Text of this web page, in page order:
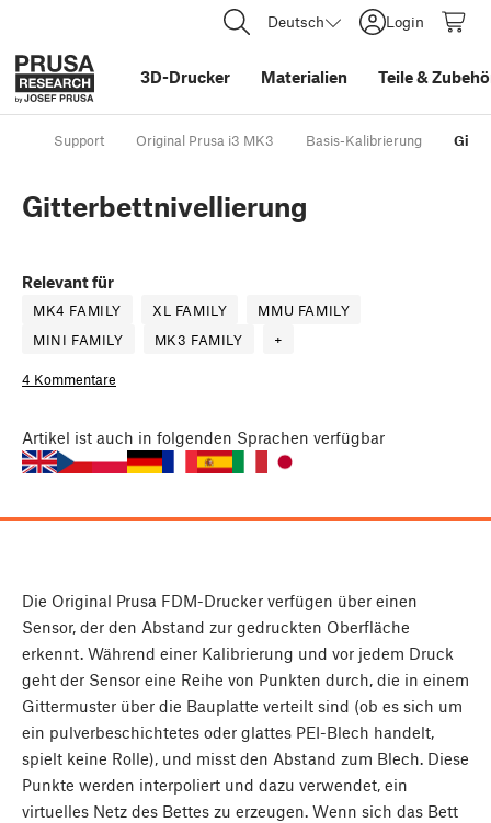
Deutsch Login
3D-Drucker Materialien Teile&
Support Original Prusa i3 MK3 Basis-Kalibrierung
Gitterbettnivellierung
Relevant für
MK4 FAMILY XL FAMILY
MMU FAMILY
MINI FAMILY
MK3 FAMILY +
4 Kommentare
Artikel ist auch in folgenden Sprachen verfügbar
Die Original Prusa FDM-Drucker verfügen über einen
Sensor, der den Abstand zur gedruckten Oberfläche
erkennt. Während einer Kalibrierung und vor jedem Druck
geht der Sensor eine Reihe von Punkten durch, die in einem
Gittermuster über die Bauplatte verteilt sind (ob es sich um
ein pulverbeschichtetes oder glattes PEI-Blech handelt,
spielt keine Rolle), und misst den Abstand zum Blech. Diese
Punkte werden interpoliert und dazu verwendet, ein
virtuelles Netz des Bettes zu erzeugen. Wenn sich das Bett